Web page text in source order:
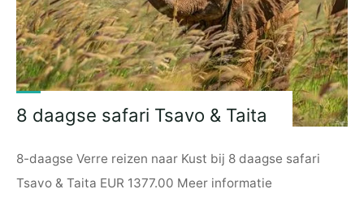
8 daagse safari Tsavo & Taita
8-daagse Verre reizen naar Kust bij 8 daagse safari
Tsavo & Taita EUR 1377.00 Meer informatie